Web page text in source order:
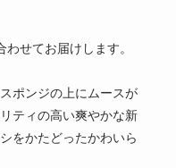
せてお届けします。
ポンジの上にムースが
ティの高い爽やかな新
をかたどったかわいら